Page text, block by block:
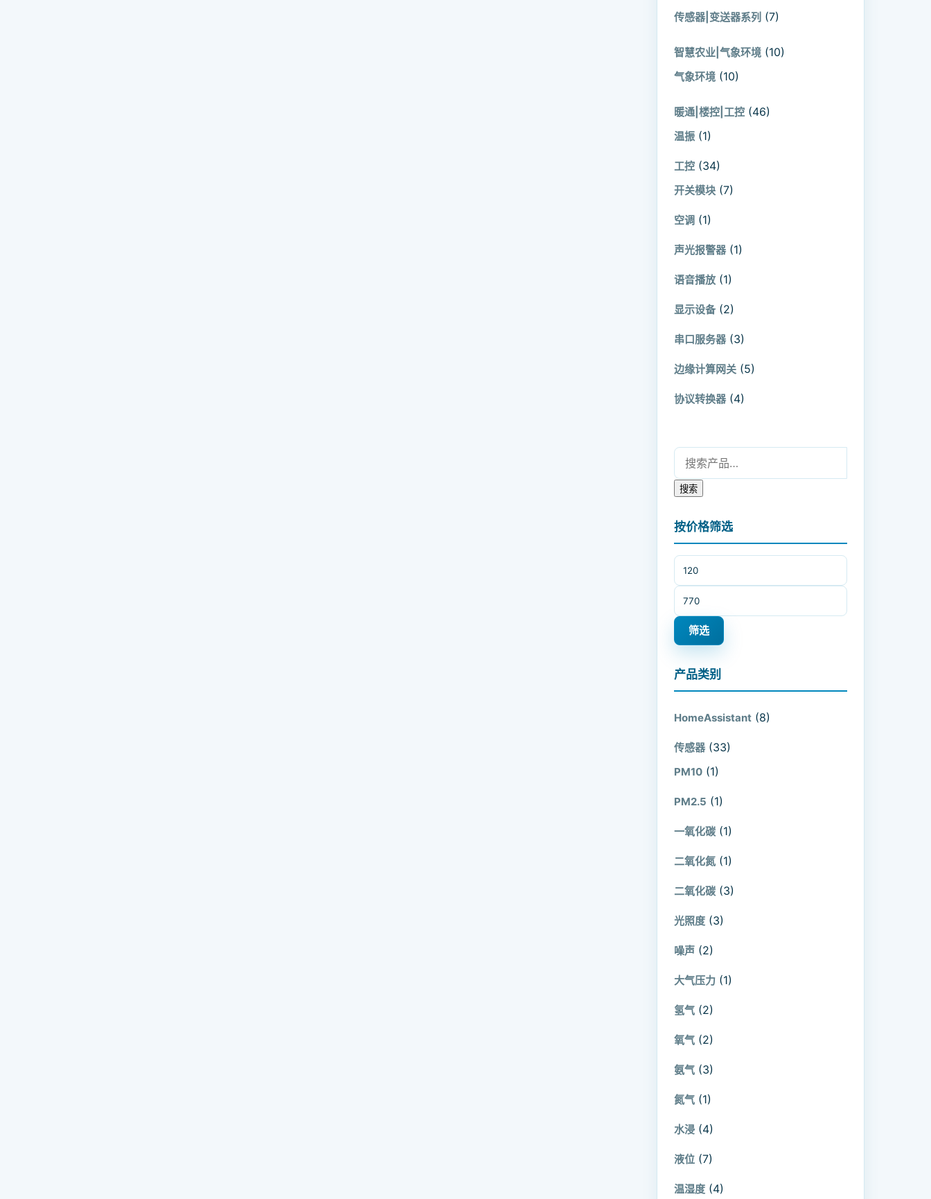
传感器|变送器系列 (7)
智慧农业|气象环境 (10)
气象环境 (10)
暖通|楼控|工控 (46)
温振 (1)
工控 (34)
开关模块 (7)
空调 (1)
声光报警器 (1)
语音播放 (1)
显示设备 (2)
串口服务器 (3)
边缘计算网关 (5)
协议转换器 (4)
搜索：
搜索
按价格筛选
最低价格
最高价格
筛选
产品类别
HomeAssistant (8)
传感器 (33)
PM10 (1)
PM2.5 (1)
一氧化碳 (1)
二氧化氮 (1)
二氧化碳 (3)
光照度 (3)
噪声 (2)
大气压力 (1)
氢气 (2)
氧气 (2)
氨气 (3)
氮气 (1)
水浸 (4)
液位 (7)
温湿度 (4)